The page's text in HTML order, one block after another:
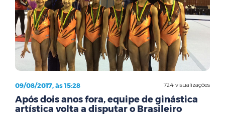
724 visualizações
09/08/2017, às 15:28
Após dois anos fora, equipe de ginástica
artística volta a disputar o Brasileiro